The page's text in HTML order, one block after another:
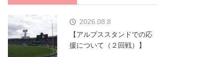
2026.08.8
【アルプススタンドでの応
援について（２回戦）】